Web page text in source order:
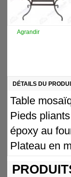
Agrandir
DÉTAILS DU
Table
Pieds
époxy au
Plateau en